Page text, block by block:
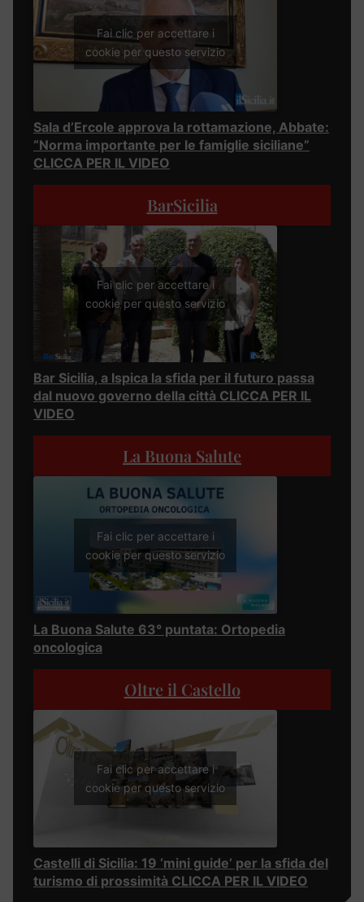
Fai clic per accettare i
cookie per questo servizio
Sala d’Ercole approva la rottamazione, Abbate:
“Norma importante per le famiglie siciliane”
CLICCA PER IL VIDEO
BarSicilia
Fai clic per accettare i
cookie per questo servizio
Bar Sicilia, a Ispica la sfida per il futuro passa
dal nuovo governo della città CLICCA PER IL
VIDEO
La Buona Salute
Fai clic per accettare i
cookie per questo servizio
La Buona Salute 63° puntata: Ortopedia
oncologica
Oltre il Castello
Fai clic per accettare i
cookie per questo servizio
Castelli di Sicilia: 19 ‘mini guide’ per la sfida del
turismo di prossimità CLICCA PER IL VIDEO